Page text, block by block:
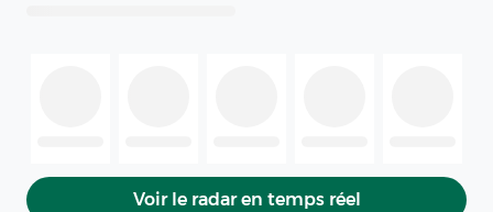
Voir le radar en temps réel